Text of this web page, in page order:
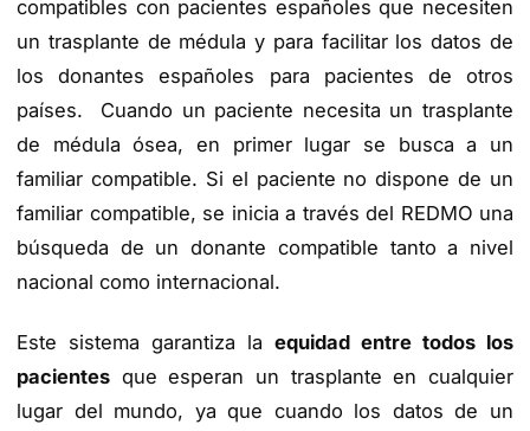
compatibles con pacientes españoles que necesiten
un trasplante de médula y para facilitar los datos de
los donantes españoles para pacientes de otros
países. Cuando un paciente necesita un trasplante
de médula ósea, en primer lugar se busca a un
familiar compatible. Si el paciente no dispone de un
familiar compatible, se inicia a través del REDMO una
búsqueda de un donante compatible tanto a nivel
nacional como internacional.
Este sistema garantiza la equidad entre todos los
pacientes que esperan un trasplante en cualquier
lugar del mundo, ya que cuando los datos de un